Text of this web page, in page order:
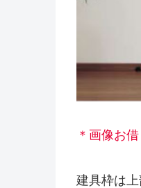
＊画像お
建具枠は